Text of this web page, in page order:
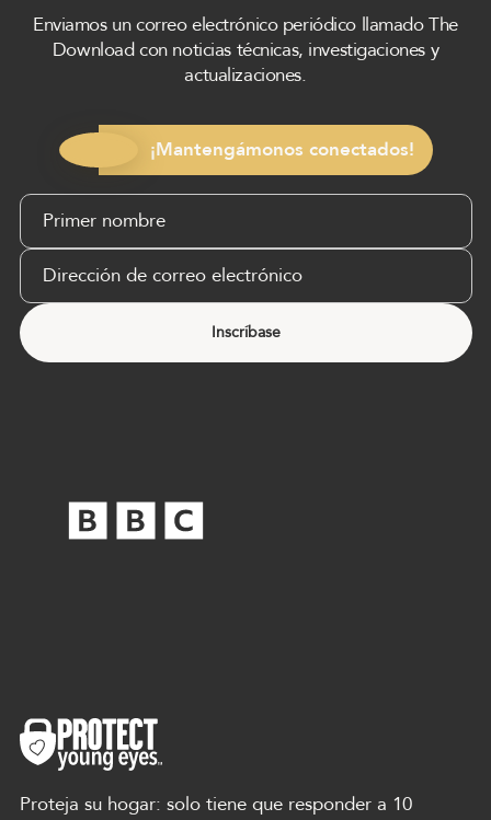
Enviamos un correo electrónico periódico llamado The
Download con noticias técnicas, investigaciones y
actualizaciones.
¡Mantengámonos conectados!
Proteja su hogar: solo tiene que responder a 10